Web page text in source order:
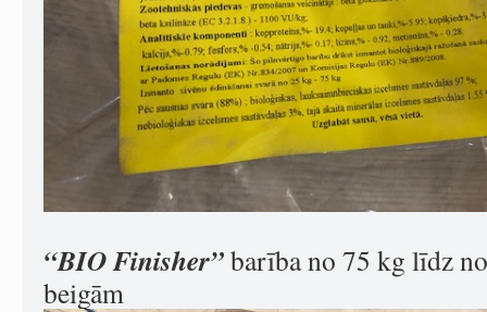
“BIO Finisher”barība no 75 kg līdz
beigām